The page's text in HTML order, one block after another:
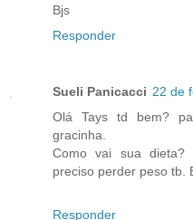
Bjs
Responder
Sueli Panicacci 22 de
Olá Tays td bem?
gracinha.
Como vai sua
preciso perder peso tb.
Responder